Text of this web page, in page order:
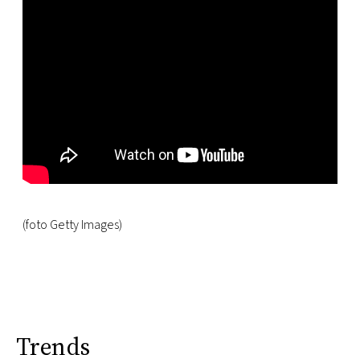
(foto Getty Images)
Trends